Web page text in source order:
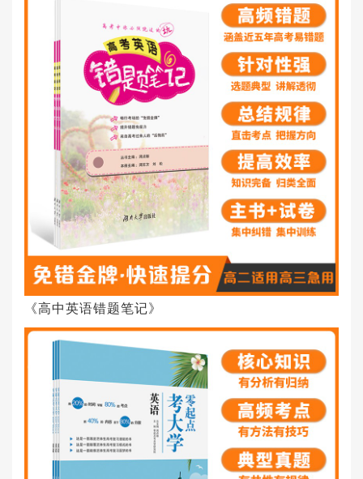
《高中英语错题笔记》